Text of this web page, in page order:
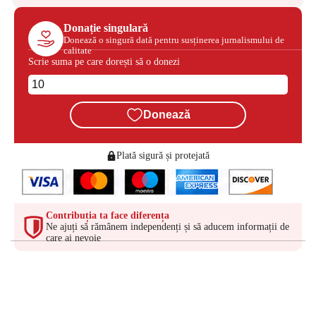
Donație singulară
Donează o singură dată pentru susținerea jurnalismului de
calitate
Scrie suma pe care dorești să o donezi
Donează
Plată sigură și protejată
Contribuția ta face diferența
Ne ajuți să rămânem independenți și să aducem informații de
care ai nevoie